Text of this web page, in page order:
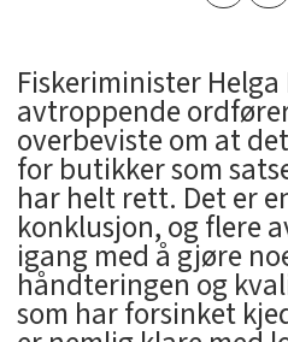
Fiskeriminister Helga
avtroppende
overbeviste om at
for butikker som
har helt rett. Det er
konklusjon, og flere
igang med å gjøre
håndteringen og
som har forsinket